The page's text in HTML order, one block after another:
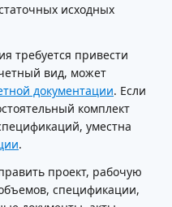
исходных
требуется привести
вид, может
документации. Если
комплект
уместна
.
проект, рабочую
спецификации,